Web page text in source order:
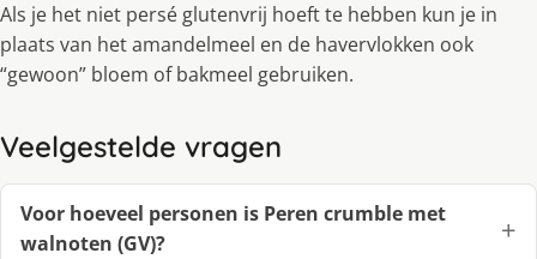
Als je het niet persé glutenvrij hoeft te hebben kun je in
plaats van het amandelmeel en de havervlokken ook
“gewoon” bloem of bakmeel gebruiken.
Veelgestelde vragen
Voor hoeveel personen is Peren crumble met
walnoten (GV)?